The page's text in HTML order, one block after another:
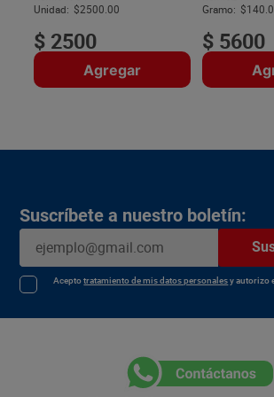
Unidad: $2500.00
$ 2500
Agregar
Gramo:
$ 5600
Suscríbete a nuestro boletín:
Aceptotratamiento de mis datos personalesy autorizo